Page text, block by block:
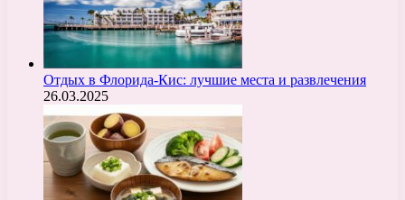
Отдых в Флорида-Кис: лучшие места и развлечения
26.03.2025